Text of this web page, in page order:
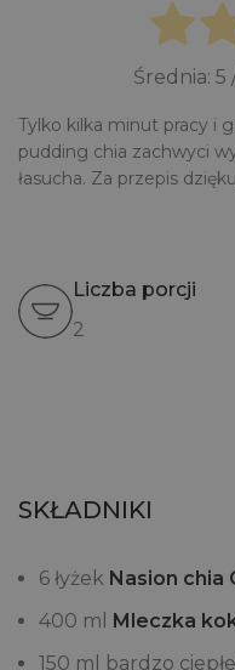
Średnia: 5
Tylko kilka minut pracy i
pudding chia zachwyci
łasucha. Za przepis
Liczba porcji
2
SKŁADNIKI
6 łyżek Nasion chia
400 ml
Mleczka
150 ml bardzo